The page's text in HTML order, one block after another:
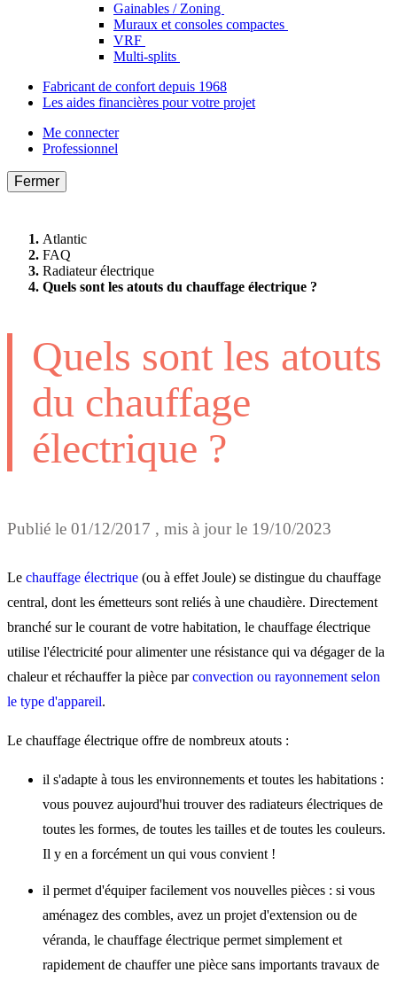
Gainables / Zoning
Muraux et consoles compactes
VRF
Multi-splits
Fabricant de confort depuis 1968
Les aides financières pour votre projet
Me connecter
Professionnel
Fermer
Atlantic
FAQ
Radiateur électrique
Quels sont les atouts du chauffage électrique ?
Quels sont les atouts
du chauffage
électrique ?
Publié le 01/12/2017 , mis à jour le 19/10/2023
Le chauffage électrique (ou à effet Joule) se distingue du chauffage
central, dont les émetteurs sont reliés à une chaudière. Directement
branché sur le courant de votre habitation, le chauffage électrique
utilise l'électricité pour alimenter une résistance qui va dégager de la
chaleur et réchauffer la pièce parconvection ou rayonnement selon
le type d'appareil.
Le chauffage électrique offre de nombreux atouts :
il s'adapte à tous les environnements et toutes les habitations :
vous pouvez aujourd'hui trouver des radiateurs électriques de
toutes les formes, de toutes les tailles et de toutes les couleurs.
Il y en a forcément un qui vous convient !
il permet d'équiper facilement vos nouvelles pièces : si vous
aménagez des combles, avez un projet d'extension ou de
véranda, le chauffage électrique permet simplement et
rapidement de chauffer une pièce sans importants travaux de